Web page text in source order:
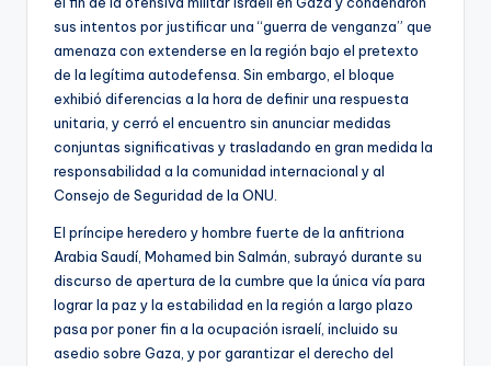
sus intentos por justificar una “guerra de venganza” que
amenaza con extenderse en la región bajo el pretexto
de la legítima autodefensa. Sin embargo, el bloque
exhibió diferencias a la hora de definir una respuesta
unitaria, y cerró el encuentro sin anunciar medidas
conjuntas significativas y trasladando en gran medida la
responsabilidad a la comunidad internacional y al
Consejo de Seguridad de la ONU.
El príncipe heredero y hombre fuerte de la anfitriona
Arabia Saudí, Mohamed bin Salmán, subrayó durante su
discurso de apertura de la cumbre que la única vía para
lograr la paz y la estabilidad en la región a largo plazo
pasa por poner fin a la ocupación israelí, incluido su
asedio sobre Gaza, y por garantizar el derecho del